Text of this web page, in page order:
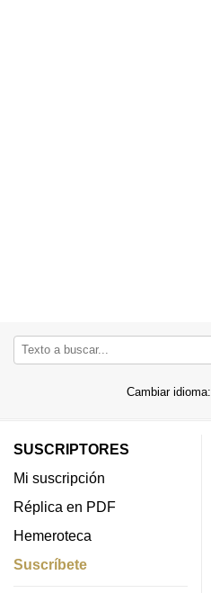
Cambiar idioma:
SUSCRIPTORES
Mi suscripción
Réplica en PDF
Hemeroteca
Suscríbete